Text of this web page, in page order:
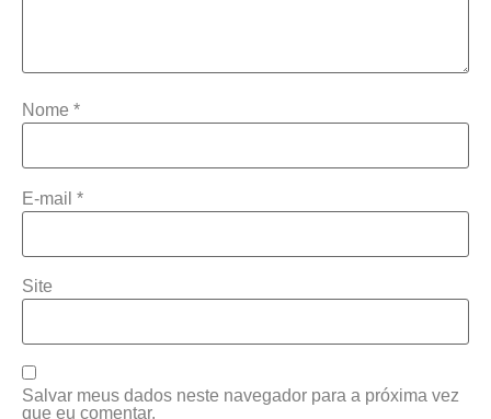
Nome *
E-mail *
Site
Salvar meus dados neste navegador para a próxima vez
que eu comentar.